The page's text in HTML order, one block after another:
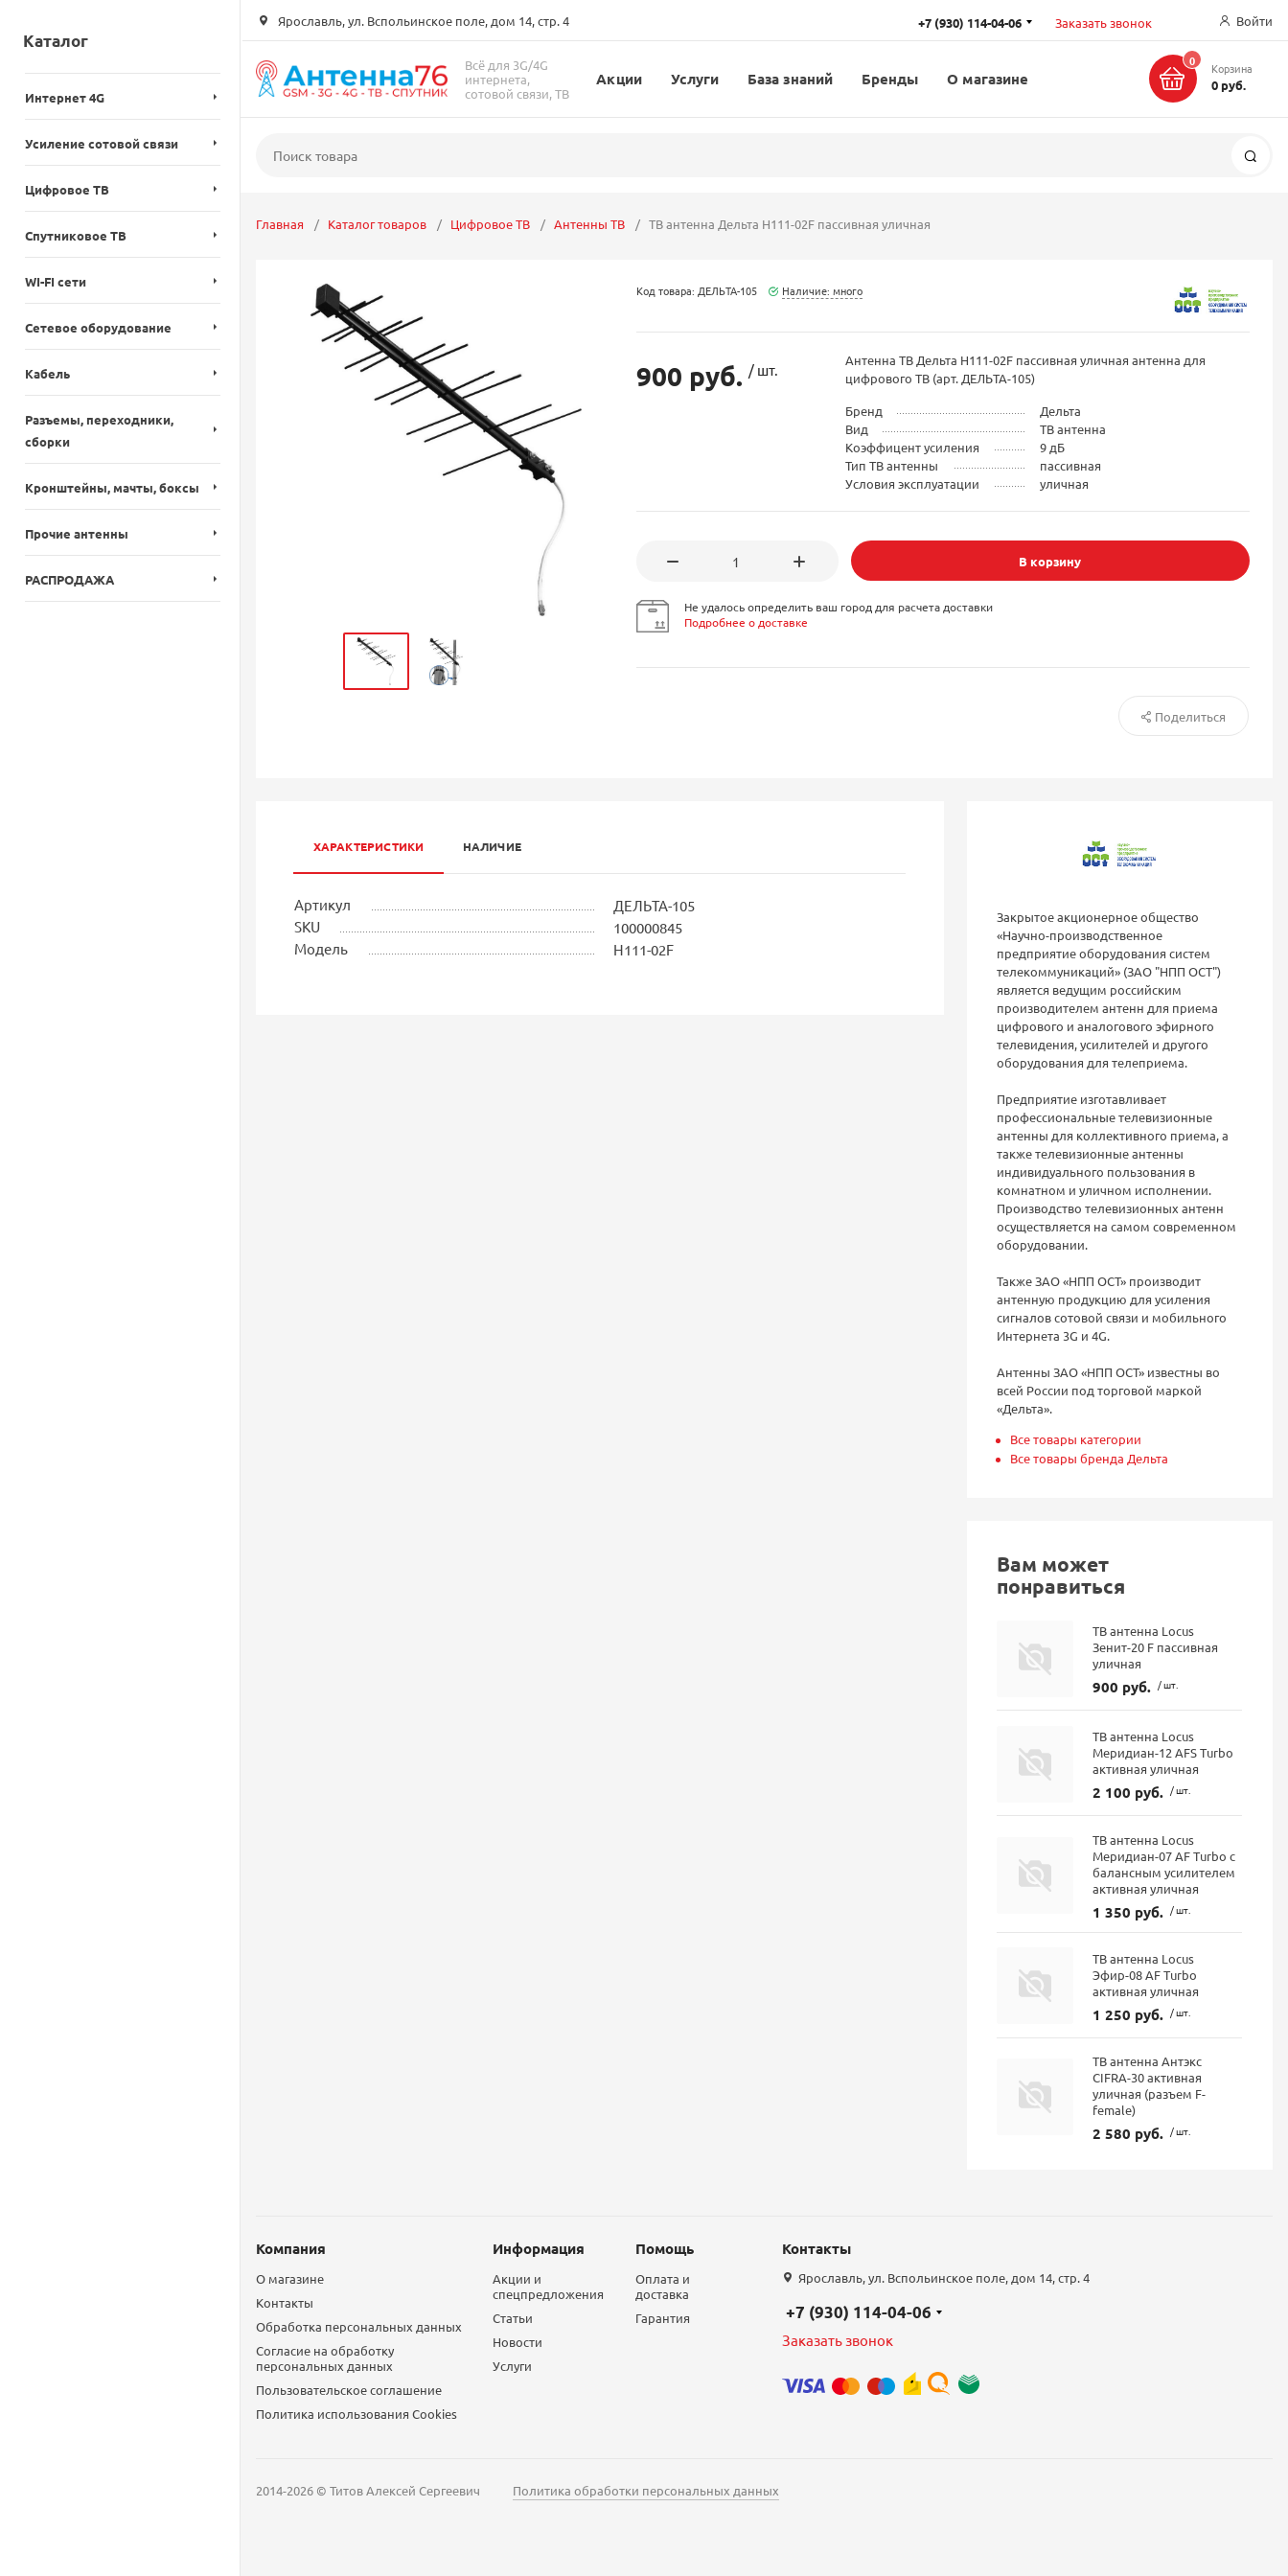
Ярославль, ул. Вспольинское поле, дом 14, стр. 4 +7 (930) 114-04-06 Заказать звонок Войти
Всё для 3G/4G
интернета,
сотовой связи, ТВ
Акции Услуги База знаний Бренды О магазине
0 Корзина
0 руб.
Каталог
Интернет 4G
Усиление сотовой связи
Цифровое ТВ
Спутниковое ТВ
WI-FI сети
Сетевое оборудование
Кабель
Разъемы, переходники,
сборки
Кронштейны, мачты, боксы
Прочие антенны
РАСПРОДАЖА
Главная Каталог товаров Цифровое ТВ Антенны ТВ ТВ антенна Дельта Н111-02F пассивная уличная
Код товара: ДЕЛЬТА-105 Наличие: много
900 руб. / шт.
Антенна ТВ Дельта Н111-02F пассивная уличная антенна для
цифрового ТВ (арт. ДЕЛЬТА-105)
Бренд
Дельта
Вид
ТВ антенна
Коэффицент усиления
9 дБ
Тип ТВ антенны
пассивная
Условия эксплуатации
уличная
В корзину
Не удалось определить ваш город для расчета доставки
Подробнее о доставке
Поделиться
ХАРАКТЕРИСТИКИ НАЛИЧИЕ
Артикул
ДЕЛЬТА-105
SKU
100000845
Модель
Н111-02F
Закрытое акционерное общество
«Научно-производственное
предприятие оборудования систем
телекоммуникаций» (ЗАО "НПП ОСТ")
является ведущим российским
производителем антенн для приема
цифрового и аналогового эфирного
телевидения, усилителей и другого
оборудования для телеприема.
Предприятие изготавливает
профессиональные телевизионные
антенны для коллективного приема, а
также телевизионные антенны
индивидуального пользования в
комнатном и уличном исполнении.
Производство телевизионных антенн
осуществляется на самом современном
оборудовании.
Также ЗАО «НПП ОСТ» производит
антенную продукцию для усиления
сигналов сотовой связи и мобильного
Интернета 3G и 4G.
Антенны ЗАО «НПП ОСТ» известны во
всей России под торговой маркой
«Дельта».
Все товары категории
Все товары бренда Дельта
Вам может
понравиться
ТВ антенна Locus
Зенит-20 F пассивная
уличная
900 руб. / шт.
ТВ антенна Locus
Меридиан-12 AFS Turbo
активная уличная
2 100 руб. / шт.
ТВ антенна Locus
Меридиан-07 AF Turbo с
балансным усилителем
активная уличная
1 350 руб. / шт.
ТВ антенна Locus
Эфир-08 AF Turbo
активная уличная
1 250 руб. / шт.
ТВ антенна Антэкс
CIFRA-30 активная
уличная (разъем F-
female)
2 580 руб. / шт.
Компания
О магазине
Контакты
Обработка персональных данных
Согласие на обработку
персональных данных
Пользовательское соглашение
Политика использования Сookies
Информация
Акции и
спецпредложения
Статьи
Новости
Услуги
Помощь
Оплата и
доставка
Гарантия
Контакты
Ярославль, ул. Вспольинское поле, дом 14, стр. 4
+7 (930) 114-04-06
Заказать звонок
2014-2026 © Титов Алексей Сергеевич Политика обработки персональных данных